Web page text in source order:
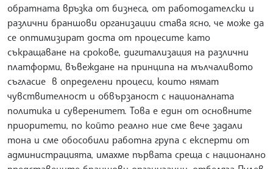
обратната връзка от бизнеса, от работодателски и
различни браншови организации става ясно, че може да
се оптимизират доста от процесите като
съкращаване на срокове, дигитализация на различни
платформи, въвеждане на принципа на мълчаливото
съгласие в определени процеси, които нямат
чувствителност и обвързаност с националната
политика и суверенитет. Това е един от основните
приоритети, по който реално ние сме вече задали
тона и сме обособили работна група с експерти от
администрацията, имахме първата среща с национално